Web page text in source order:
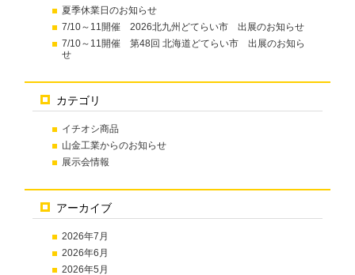
夏季休業日のお知らせ
7/10～11開催 2026北九州どてらい市 出展のお知らせ
7/10～11開催 第48回 北海道どてらい市 出展のお知ら
せ
カテゴリ
イチオシ商品
山金工業からのお知らせ
展示会情報
アーカイブ
2026年7月
2026年6月
2026年5月